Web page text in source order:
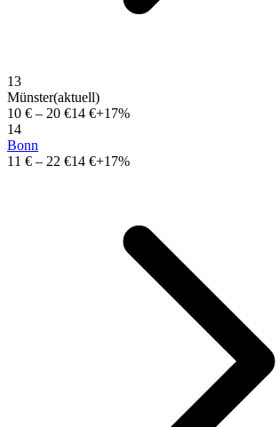
13
Münster(aktuell)
10 € – 20 €14 €+17%
14
Bonn
11 € – 22 €14 €+17%